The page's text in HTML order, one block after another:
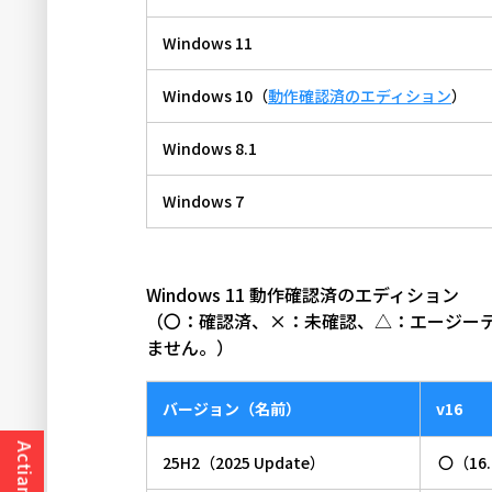
Windows 11
Windows 10（動作確認済のエディション）
Windows 8.1
Windows 7
Windows 11 動作確認済のエディション
（〇：確認済、×：未確認、△：エージー
ません。）
バージョン（名前） v16
25H2（2025 Update） 〇（